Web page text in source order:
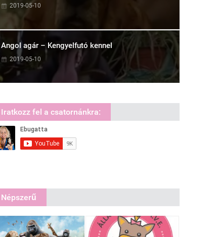
2019-05-10
Angol agár – Kengyelfutó kennel
2019-05-10
Iratkozz fel a csatornánkra:
Népszerű